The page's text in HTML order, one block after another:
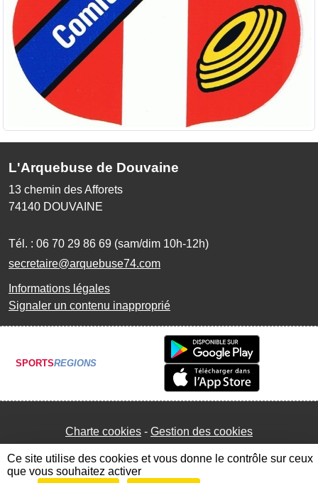
L'Arquebuse de Douvaine
13 chemin des Afforets
74140 DOUVAINE
Tél. : 06 70 29 86 69 (sam/dim 10h-12h)
secretaire@arquebuse74.com
Informations légales
Signaler un contenu inapproprié
SPORTSREGIONS
Charte cookies Gestion des cookies
Ce site utilise des cookies et vous donne le contrôle sur ceux
que vous souhaitez activer